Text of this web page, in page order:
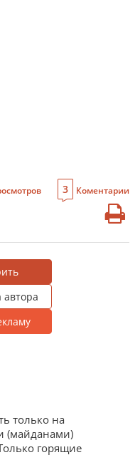
3 Коментарии
автора
только на
(майданами)
горящие